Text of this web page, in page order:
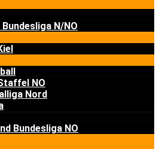
Bundesliga N/NO
NO
Nord
Bundesliga NO